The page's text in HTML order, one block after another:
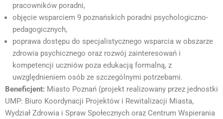
pracowników poradni,
objęcie wsparciem 9 poznańskich poradni psychologiczno-
pedagogicznych,
poprawa dostępu do specjalistycznego wsparcia w obszarze
zdrowia psychicznego oraz rozwój zainteresowań i
kompetencji uczniów poza edukacją formalną, z
uwzględnieniem osób ze szczególnymi potrzebami.
Beneficjent: Miasto Poznań (projekt realizowany przez jednostki
UMP: Biuro Koordynacji Projektów i Rewitalizacji Miasta,
Wydział Zdrowia i Spraw Społecznych oraz Centrum Wspierania